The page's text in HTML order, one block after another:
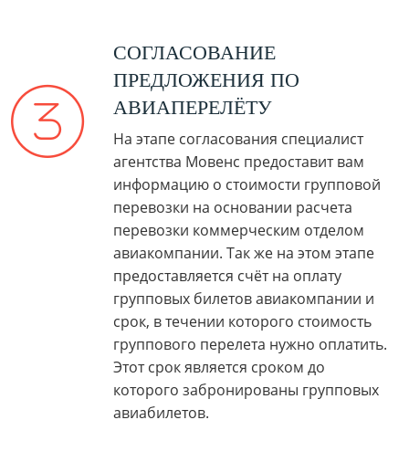
СОГЛАСОВАНИЕ
ПРЕДЛОЖЕНИЯ ПО
АВИАПЕРЕЛЁТУ
На этапе согласования специалист
агентства Мовенс предоставит вам
информацию о стоимости групповой
перевозки на основании расчета
перевозки коммерческим отделом
авиакомпании. Так же на этом этапе
предоставляется счёт на оплату
групповых билетов авиакомпании и
срок, в течении которого стоимость
группового перелета нужно оплатить.
Этот срок является сроком до
которого забронированы групповых
авиабилетов.